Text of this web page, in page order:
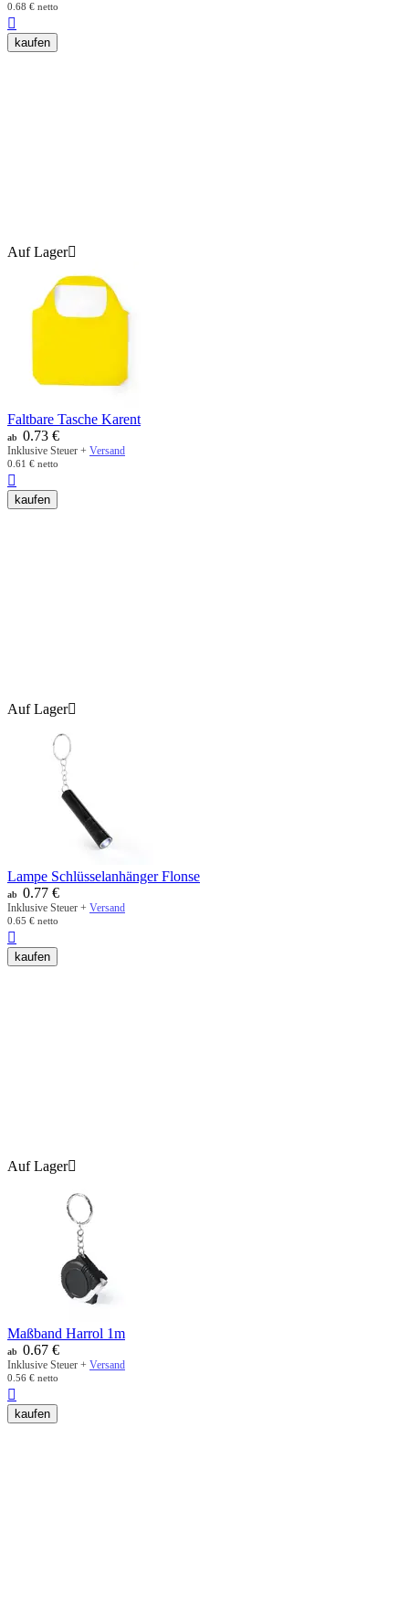
0.68 € netto

kaufen
Auf Lager
Faltbare Tasche Karent
ab 0.73 €
Inklusive Steuer + Versand
0.61 € netto

kaufen
Auf Lager
Lampe Schlüsselanhänger Flonse
ab 0.77 €
Inklusive Steuer + Versand
0.65 € netto

kaufen
Auf Lager
Maßband Harrol 1m
ab 0.67 €
Inklusive Steuer + Versand
0.56 € netto

kaufen